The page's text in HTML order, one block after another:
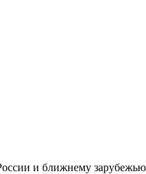
и ближнему зарубежью